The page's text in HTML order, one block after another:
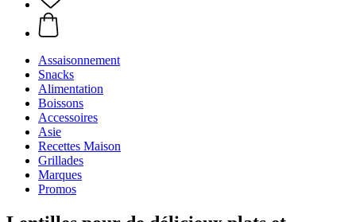
Assaisonnement
Snacks
Alimentation
Boissons
Accessoires
Asie
Recettes Maison
Grillades
Marques
Promos